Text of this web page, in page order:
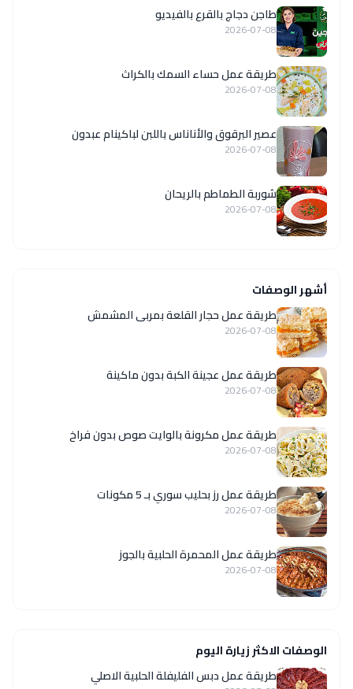
طاجن دجاج بالقرع بالفيديو
2026-07-08
طريقة عمل حساء السمك بالكراث
2026-07-08
عصير البرقوق والأناناس باللبن لباكينام عبدون
2026-07-08
شوربة الطماطم بالريحان
2026-07-08
أشهر الوصفات
طريقة عمل حجار القلعة بمربى المشمش
2026-07-08
طريقة عمل عجينة الكبة بدون ماكينة
2026-07-08
طريقة عمل مكرونة بالوايت صوص بدون فراخ
2026-07-08
طريقة عمل رز بحليب سوري بـ 5 مكونات
2026-07-08
طريقة عمل المحمرة الحلبية بالجوز
2026-07-08
الوصفات الاكثر زيارة اليوم
طريقة عمل دبس الفليفلة الحلبية الاصلي